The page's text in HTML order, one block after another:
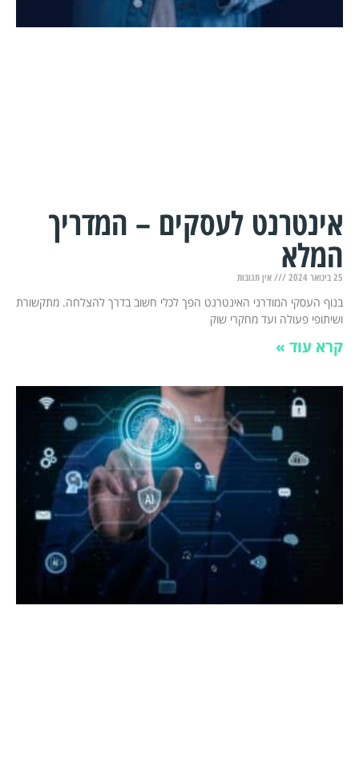
אינטרנט לעסקים – המדריך
המלא
25 בינואר 2024 אין תגובות
בנוף העסקי המודרני האינטרנט הפך לכלי חשוב בדרך להצלחה. מתקשורת
ושיתופי פעולה ועד מחקרי שוק
קרא עוד »